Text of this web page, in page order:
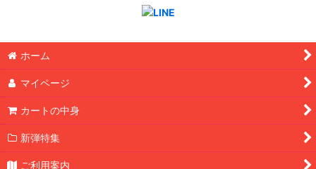
ホーム
マイページ
カートの中身
新弾特集
ご利用案内